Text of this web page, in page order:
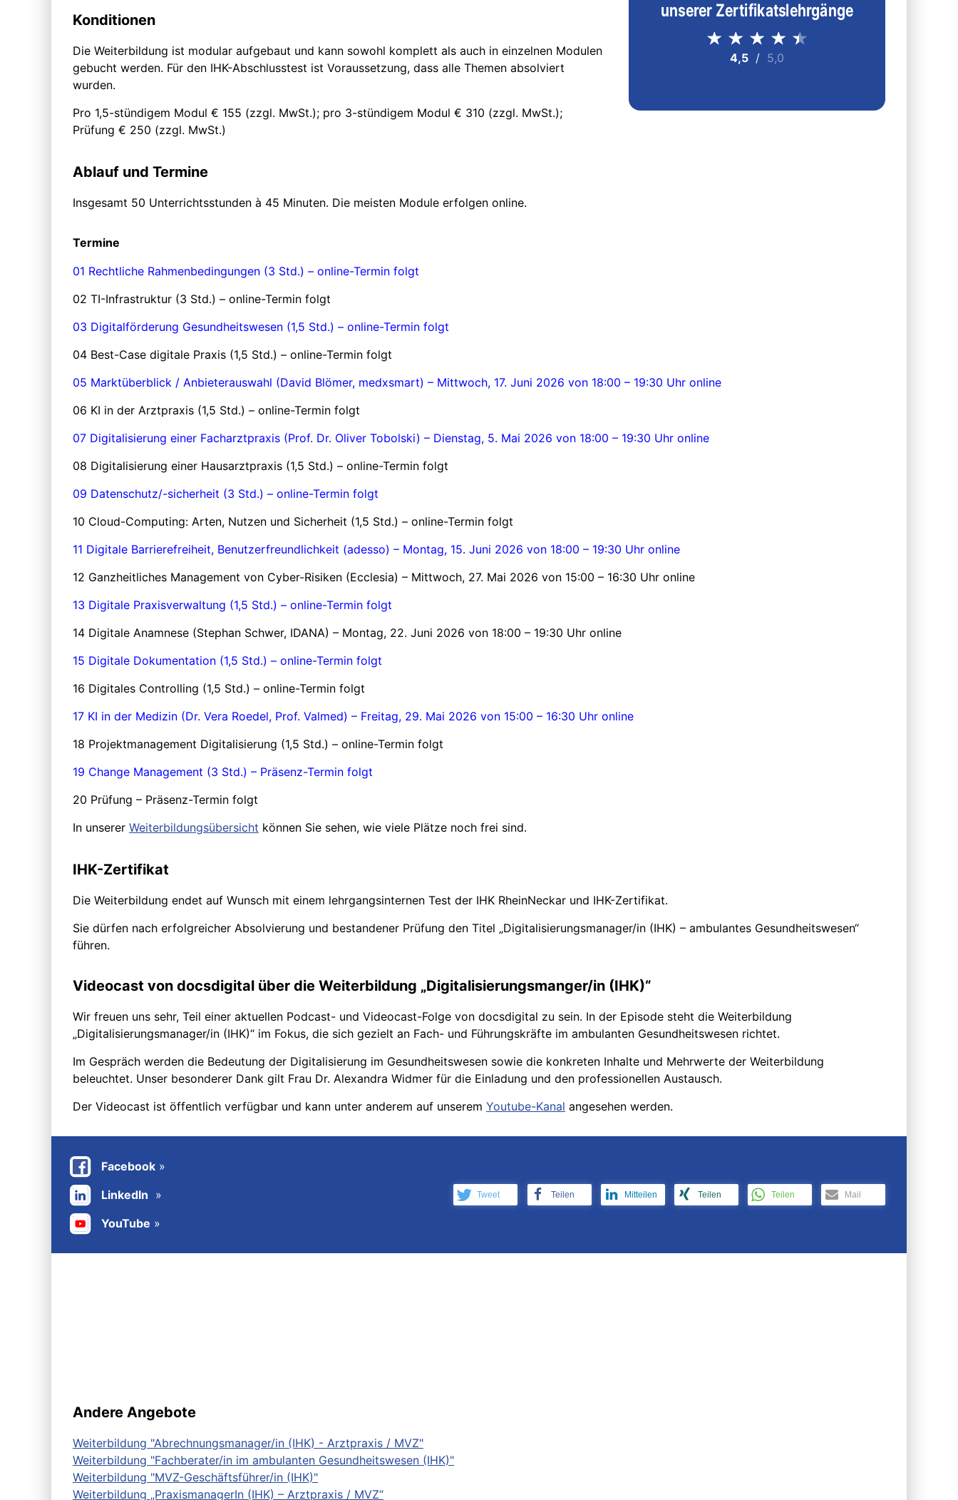
unserer Zertifikatslehrgänge
4,5 / 5,0
Konditionen
Die Weiterbildung ist modular aufgebaut und kann sowohl komplett als auch in einzelnen Modulen
gebucht werden. Für den IHK-Abschlusstest ist Voraussetzung, dass alle Themen absolviert
wurden.
Pro 1,5-stündigem Modul € 155 (zzgl. MwSt.); pro 3-stündigem Modul € 310 (zzgl. MwSt.);
Prüfung € 250 (zzgl. MwSt.)
Ablauf und Termine
Insgesamt 50 Unterrichtsstunden à 45 Minuten. Die meisten Module erfolgen online.
Termine
01 Rechtliche Rahmenbedingungen (3 Std.) – online-Termin folgt
02 TI-Infrastruktur (3 Std.) – online-Termin folgt
03 Digitalförderung Gesundheitswesen (1,5 Std.) – online-Termin folgt
04 Best-Case digitale Praxis (1,5 Std.) – online-Termin folgt
05 Marktüberblick / Anbieterauswahl (David Blömer, medxsmart) – Mittwoch, 17. Juni 2026 von 18:00 – 19:30 Uhr online
06 KI in der Arztpraxis (1,5 Std.) – online-Termin folgt
07 Digitalisierung einer Facharztpraxis (Prof. Dr. Oliver Tobolski) – Dienstag, 5. Mai 2026 von 18:00 – 19:30 Uhr online
08 Digitalisierung einer Hausarztpraxis (1,5 Std.) – online-Termin folgt
09 Datenschutz/-sicherheit (3 Std.) – online-Termin folgt
10 Cloud-Computing: Arten, Nutzen und Sicherheit (1,5 Std.) – online-Termin folgt
11 Digitale Barrierefreiheit, Benutzerfreundlichkeit (adesso) – Montag, 15. Juni 2026 von 18:00 – 19:30 Uhr online
12 Ganzheitliches Management von Cyber-Risiken (Ecclesia) – Mittwoch, 27. Mai 2026 von 15:00 – 16:30 Uhr online
13 Digitale Praxisverwaltung (1,5 Std.) – online-Termin folgt
14 Digitale Anamnese (Stephan Schwer, IDANA) – Montag, 22. Juni 2026 von 18:00 – 19:30 Uhr online
15 Digitale Dokumentation (1,5 Std.) – online-Termin folgt
16 Digitales Controlling (1,5 Std.) – online-Termin folgt
17 KI in der Medizin (Dr. Vera Roedel, Prof. Valmed) – Freitag, 29. Mai 2026 von 15:00 – 16:30 Uhr online
18 Projektmanagement Digitalisierung (1,5 Std.) – online-Termin folgt
19 Change Management (3 Std.) – Präsenz-Termin folgt
20 Prüfung – Präsenz-Termin folgt
In unserer Weiterbildungsübersicht können Sie sehen, wie viele Plätze noch frei sind.
IHK-Zertifikat
Die Weiterbildung endet auf Wunsch mit einem lehrgangsinternen Test der IHK RheinNeckar und IHK-Zertifikat.
Sie dürfen nach erfolgreicher Absolvierung und bestandener Prüfung den Titel „Digitalisierungsmanager/in (IHK) – ambulantes Gesundheitswesen“
führen.
Videocast von docsdigital über die Weiterbildung „Digitalisierungsmanger/in (IHK)“
Wir freuen uns sehr, Teil einer aktuellen Podcast- und Videocast-Folge von docsdigital zu sein. In der Episode steht die Weiterbildung
„Digitalisierungsmanager/in (IHK)“ im Fokus, die sich gezielt an Fach- und Führungskräfte im ambulanten Gesundheitswesen richtet.
Im Gespräch werden die Bedeutung der Digitalisierung im Gesundheitswesen sowie die konkreten Inhalte und Mehrwerte der Weiterbildung
beleuchtet. Unser besonderer Dank gilt Frau Dr. Alexandra Widmer für die Einladung und den professionellen Austausch.
Der Videocast ist öffentlich verfügbar und kann unter anderem auf unserem Youtube-Kanal angesehen werden.
Facebook
LinkedIn
YouTube
Tweet Teilen Mitteilen Teilen Teilen Mail
Andere Angebote
Weiterbildung "Abrechnungsmanager/in (IHK) - Arztpraxis / MVZ"
Weiterbildung "Fachberater/in im ambulanten Gesundheitswesen (IHK)"
Weiterbildung "MVZ-Geschäftsführer/in (IHK)"
Weiterbildung „PraxismanagerIn (IHK) – Arztpraxis / MVZ“